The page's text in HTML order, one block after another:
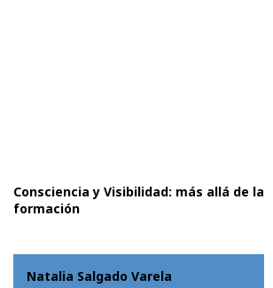
Consciencia y Visibilidad: más allá de la
formación
Natalia Salgado Varela